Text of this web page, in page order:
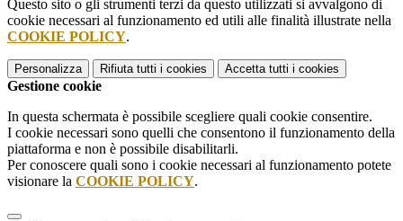
Questo sito o gli strumenti terzi da questo utilizzati si avvalgono di
cookie necessari al funzionamento ed utili alle finalità illustrate nella
COOKIE POLICY.
Personalizza Rifiuta tutti i cookies Accetta tutti i cookies
Gestione cookie
In questa schermata è possibile scegliere quali cookie consentire.
I cookie necessari sono quelli che consentono il funzionamento della
piattaforma e non è possibile disabilitarli.
Per conoscere quali sono i cookie necessari al funzionamento potete
visionare la COOKIE POLICY.